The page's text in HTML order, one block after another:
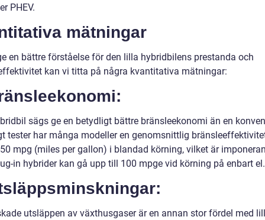
PHEV.
mätningar
en bättre förståelse för den lilla hybridbilens prestanda och
kan vi titta på några kvantitativa mätningar:
sägs ge en betydligt bättre bränsleekonomi än en
tester har många modeller en genomsnittlig
mpg (miles per gallon) i blandad körning, vilket är
in hybrider kan gå upp till 100 mpge vid körning på enbart el.
utsläppen av växthusgaser är en annan stor fördel med